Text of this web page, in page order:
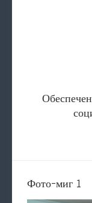
Фото-миг 1